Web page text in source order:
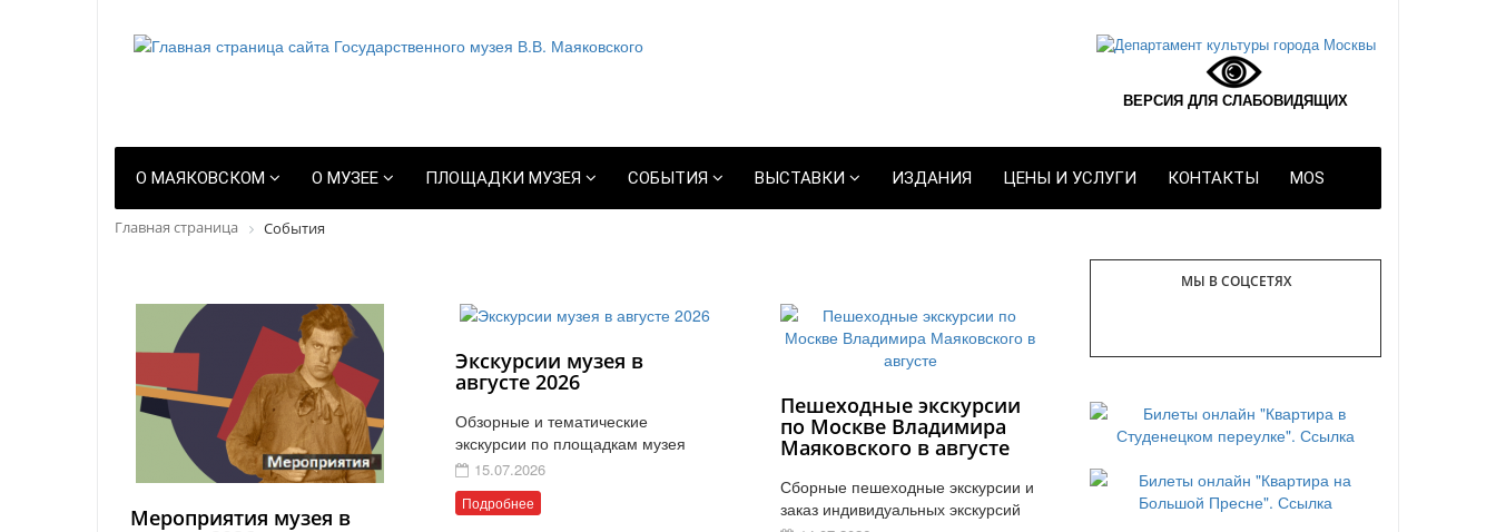
ВЕРСИЯ ДЛЯ СЛАБОВИДЯЩИХ
О МАЯКОВСКОМ О МУЗЕЕ ПЛОЩАДКИ МУЗЕЯ СОБЫТИЯ ВЫСТАВКИ ИЗДАНИЯ ЦЕНЫ И УСЛУГИ КОНТАКТЫ MOS
Главная страница События
Мероприятия музея в
Экскурсии музея в
августе 2026
Обзорные и тематические
экскурсии по площадкам музея
15.07.2026
Подробнее
Пешеходные экскурсии
по Москве Владимира
Маяковского в августе
Сборные пешеходные экскурсии и
заказ индивидуальных экскурсий
МЫ В СОЦСЕТЯХ